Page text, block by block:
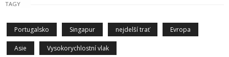
TAGY
Portugalsko Singapur nejdelší trať Evropa
Asie Vysokorychlostní vlak